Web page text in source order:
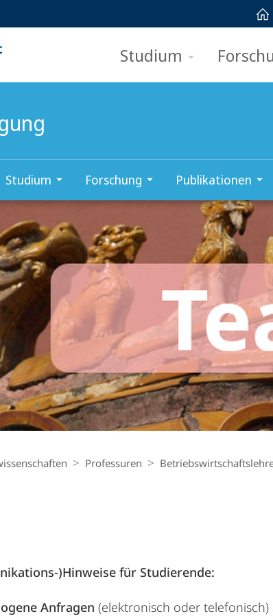
Studium
Studium Forschung Publikationen
Professuren
)Hinweise für Studierende:
Anfragen (elektronisch oder